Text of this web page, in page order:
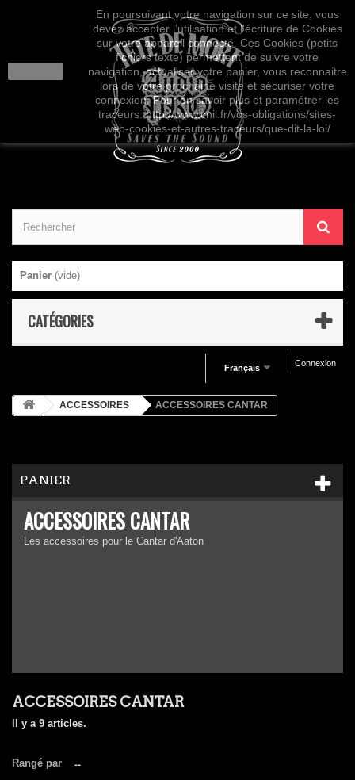
Panier (vide)
CATÉGORIES
Connexion
Français
ACCESSOIRES ACCESSOIRES CANTAR
PANIER
ACCESSOIRES CANTAR
Les accessoires pour le Cantar d'Aaton
ACCESSOIRES CANTAR
Il y a 9 articles.
Rangé par --
En poursuivant votre navigation sur ce site, vous
devez accepter l’utilisation et l'écriture de Cookies
sur votre appareil connecté. Ces Cookies (petits
fichiers texte) permettent de suivre votre
navigation, actualiser votre panier, vous reconnaitre
lors de votre prochaine visite et sécuriser votre
connexion. Pour en savoir plus et paramétrer les
traceurs: http://www.cnil.fr/vos-obligations/sites-
web-cookies-et-autres-traceurs/que-dit-la-loi/